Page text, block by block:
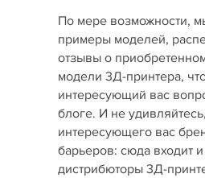
По мере возможности,
примеры моделей,
отзывы о
модели 3Д-принтера,
интересующий вас
блоге. И не
интересующего вас
барьеров: сюда входит
дистрибюторы 3Д-